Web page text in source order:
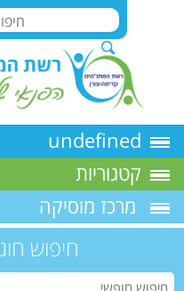
undefined
קטגוריות
מרכז מוסיקה
חיפוש